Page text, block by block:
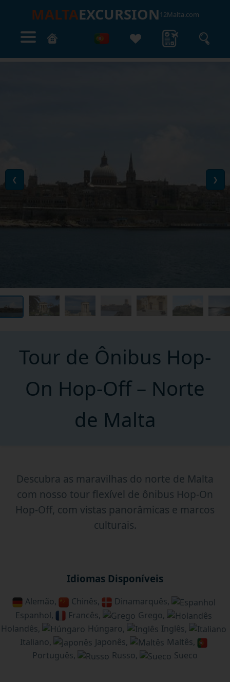
MALTAEXCURSION 12Malta.com
❮ ❯
Tour de Ônibus Hop-
On Hop-Off – Norte
de Malta
Descubra as maravilhas do norte de Malta
com nosso tour flexível de ônibus Hop-On
Hop-Off, com vistas panorâmicas e marcos
culturais.
Idiomas Disponíveis
Alemão, Chinês,
Dinamarquês,
Espanhol,
Francês,
Grego,
Holandês,
Húngaro,
Inglês,
Italiano,
Japonês,
Maltês,
Português,
Russo, Sueco